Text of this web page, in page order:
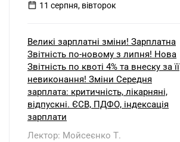
11 серпня, вівторок
Великі зарплатні зміни! Зарплатна
Звітність по-новому з липня! Нова
Звітність по квоті 4% та внеску за її
невиконання! Зміни Середня
зарплата: критичність, лікарняні,
відпускні. ЄСВ, ПДФО, індексація
зарплати
Лектор: Мойсеєнко Т.